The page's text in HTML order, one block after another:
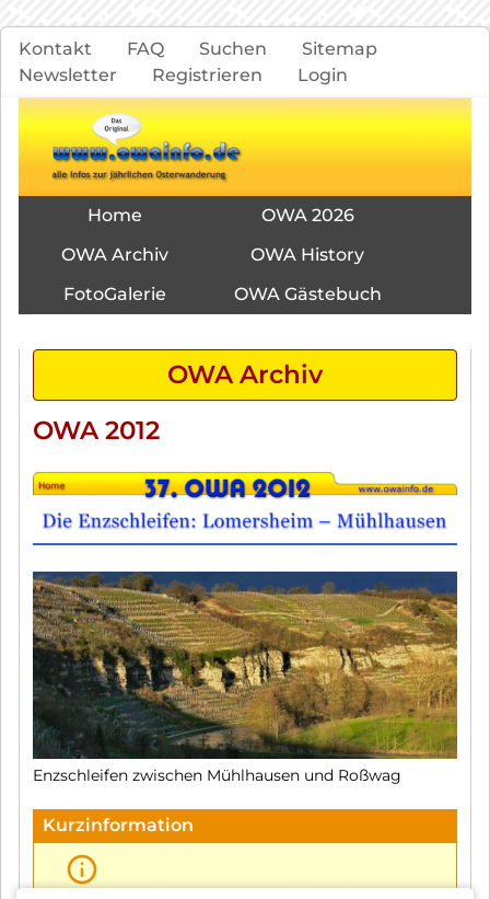
Navigation
überspringen
Kontakt FAQ Suchen
Sitemap
Newsletter
Registrieren Login
NavigationHome
OWA 2026
OWA Archiv
OWA History
FotoGalerie
OWA Gästebuch
OWA Archiv
OWA 2012
Enzschleifen zwischen Mühlhausen und Roßwag
Kurzinformation